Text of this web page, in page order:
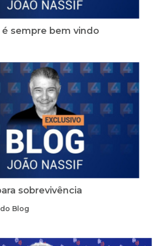
sempre bem vindo
sobrevivência
Blog